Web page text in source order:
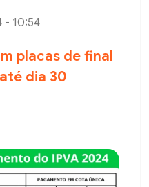
- 10:54
placas de final
dia 30